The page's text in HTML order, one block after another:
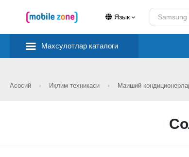
Язык
Махсулотлар каталоги
Асосий Иқлим техникаси Маиший